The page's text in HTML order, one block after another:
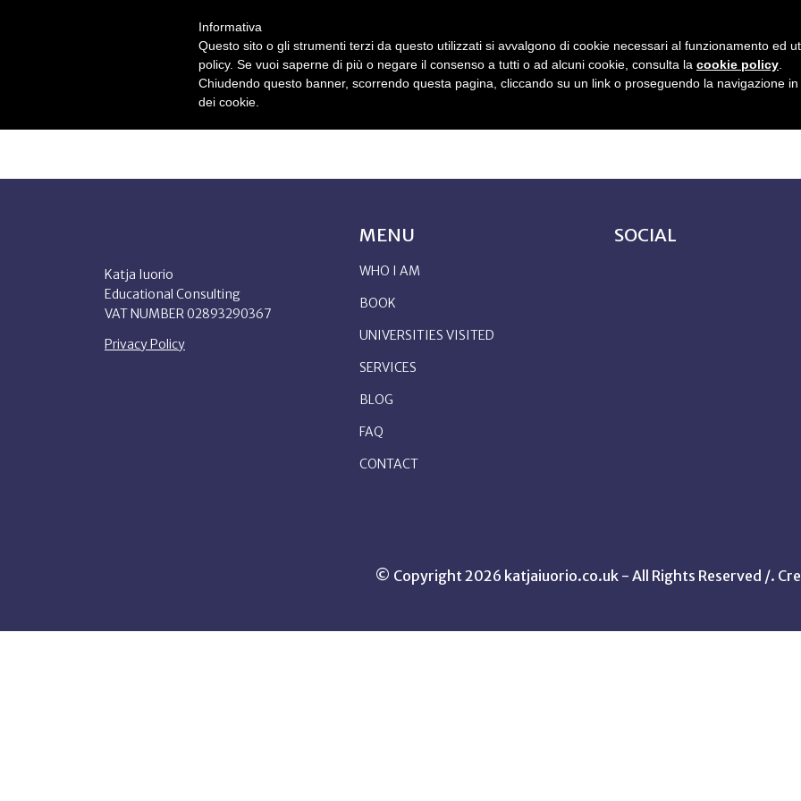
WHO I AMBOOKUNIVERSITIES VISITEDSERVICESBLOGFAQCONTACT
Katja Iuorio
Educational Consulting
VAT NUMBER 02893290367
Privacy Policy
MENU
WHO I AM
BOOK
UNIVERSITIES VISITED
SERVICES
BLOG
FAQ
CONTACT
SOCIAL
© Copyright 2026 katjaiuorio.co.uk - All Rights Reserved /.
Informativa
Questo sito o gli strumenti terzi da questo utilizzati si avvalgono di cookie necessari al funzionamento ed
policy. Se vuoi saperne di più o negare il consenso a tutti o ad alcuni cookie, consulta la cookie policy
Chiudendo questo banner, scorrendo questa pagina, cliccando su un link o proseguendo la navigazione
dei cookie.